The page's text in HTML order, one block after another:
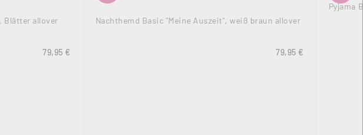
Blätter allover
Regulärer Preis:
79,95 €
Nachthemd Basic "Meine Auszeit", weiß braun allover
Regulärer Preis:
79,95 €
Pyjama